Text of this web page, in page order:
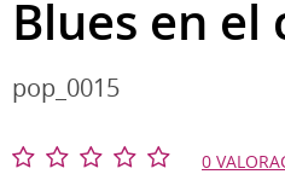
Blues en el
pop_0015
0